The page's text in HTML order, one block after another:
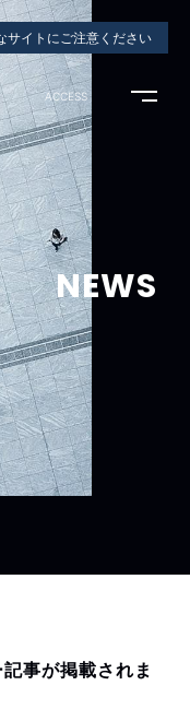
サイトにご注意ください
ACCESS
NEWS
事が掲載されま